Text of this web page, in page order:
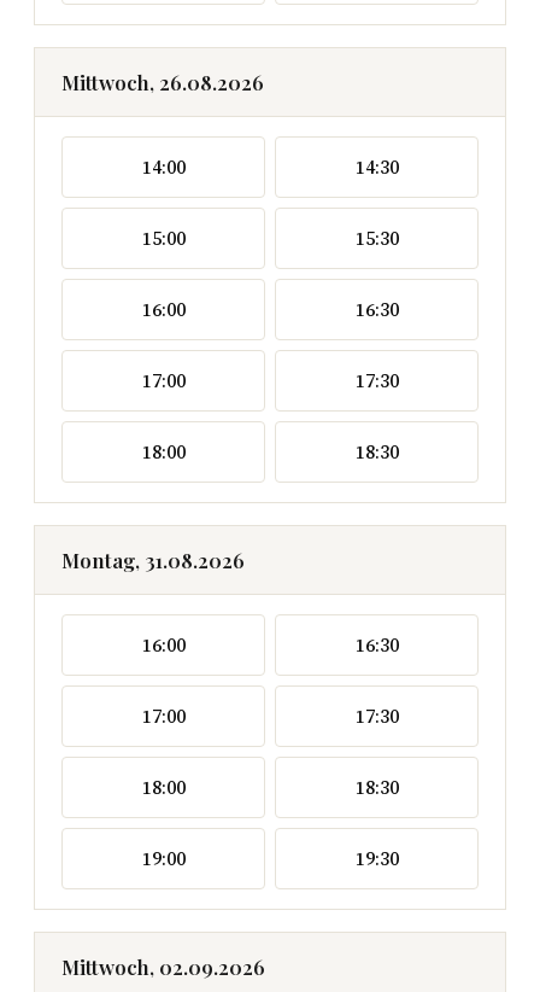
Mittwoch, 26.08.2026
14:00 14:30
15:00 15:30
16:00 16:30
17:00 17:30
18:00 18:30
Montag, 31.08.2026
16:00 16:30
17:00 17:30
18:00 18:30
19:00 19:30
Mittwoch, 02.09.2026